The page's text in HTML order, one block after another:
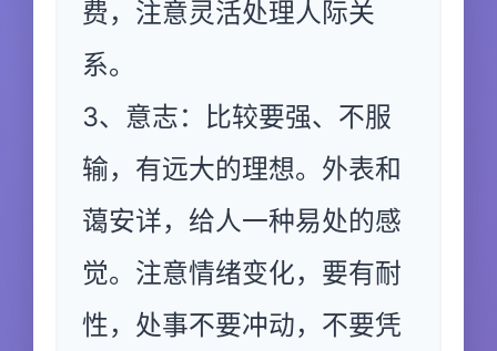
费，注意灵活处理人际关
系。
3、意志：比较要强、不服
输，有远大的理想。外表和
蔼安详，给人一种易处的感
觉。注意情绪变化，要有耐
性，处事不要冲动，不要凭